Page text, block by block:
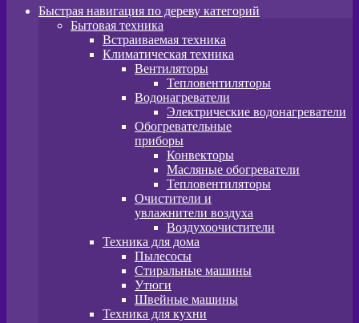
Быстрая навигация по дереву категорий
Бытовая техника
Встраиваемая техника
Климатическая техника
Вентиляторы
Тепловентиляторы
Водонагреватели
Электрические водонагреватели
Обогревательные
приборы
Конвекторы
Масляные обогреватели
Тепловентиляторы
Очистители и
увлажнители воздуха
Воздухоочистители
Техника для дома
Пылeсосы
Стиральные машины
Утюги
Швейные машины
Техника для кухни